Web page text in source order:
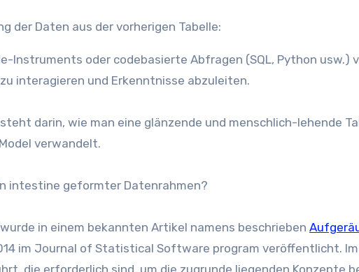
Instruments oder codebasierte Abfragen (SQL, Python usw.)
interagieren und Erkenntnisse abzuleiten.
darin, wie man eine glänzende und menschlich-lehende
verwandelt.
intestine geformter Datenrahmen?
in einem bekannten Artikel namens beschrieben
im Journal of Statistical Software program veröffentlicht.